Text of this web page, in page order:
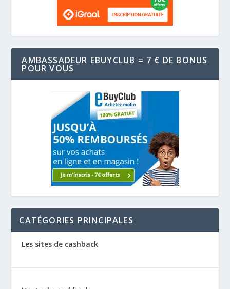
AMBASSADEUR EBUYCLUB = 7 € DE BONUS
POUR VOUS
CATÉGORIES PRINCIPALES
Les sites de cashback